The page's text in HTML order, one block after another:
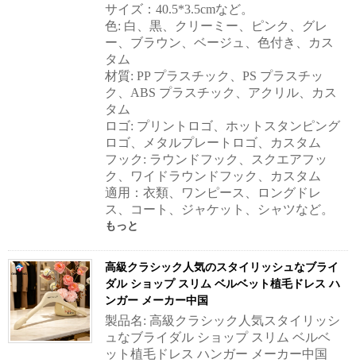
サイズ：40.5*3.5cmなど。
色: 白、黒、クリーミー、ピンク、グレ
ー、ブラウン、ベージュ、色付き、カス
タム
材質: PP プラスチック、PS プラスチッ
ク、ABS プラスチック、アクリル、カス
タム
ロゴ: プリントロゴ、ホットスタンピング
ロゴ、メタルプレートロゴ、カスタム
フック: ラウンドフック、スクエアフッ
ク、ワイドラウンドフック、カスタム
適用：衣類、ワンピース、ロングドレ
ス、コート、ジャケット、シャツなど。
もっと
高級クラシック人気のスタイリッシュなブライ
ダル ショップ スリム ベルベット植毛ドレス ハ
ンガー メーカー中国
製品名: 高級クラシック人気スタイリッシ
ュなブライダル ショップ スリム ベルベ
ット植毛ドレス ハンガー メーカー中国